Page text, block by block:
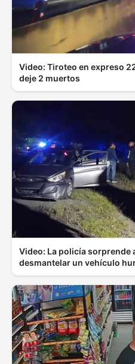
Video: Tiroteo en expreso
deje 2 muertos
Video: La policía
desmantelar un vehículo